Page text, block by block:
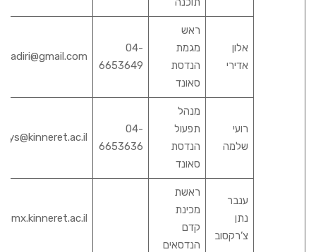
אלון
אדירי
ראש
מגמת
הנדסת
סאונד
04-
6653649
aladiri@gmail.com
רועי
שלמה
מנהל
תפעול
הנדסת
סאונד
04-
6653636
ענבר
נתן
צ’רקסוב
ראשת
מכינת
קדם
הנדסאים